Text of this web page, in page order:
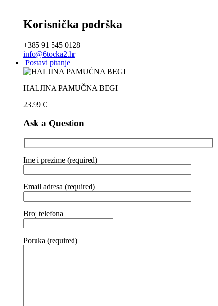
Korisnička podrška
+385 91 545 0128
info@6tocka2.hr
Postavi pitanje
HALJINA PAMUČNA BEGI
23.99 €
Ask a Question
Ime i prezime (required)
Email adresa (required)
Broj telefona
Poruka (required)